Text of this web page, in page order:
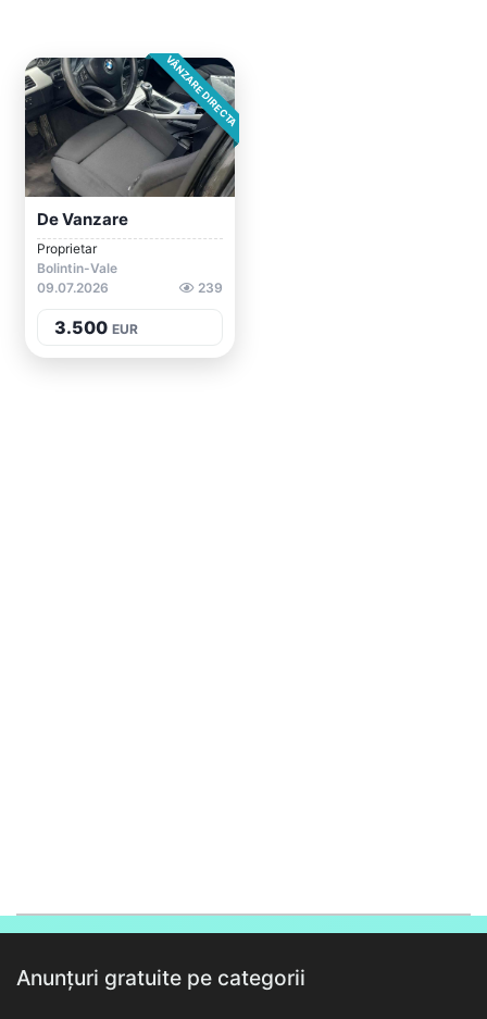
VÂNZARE DIRECTA
De Vanzare
Proprietar
Bolintin-Vale
09.07.2026
239
3.500 EUR
Anunțuri gratuite pe categorii